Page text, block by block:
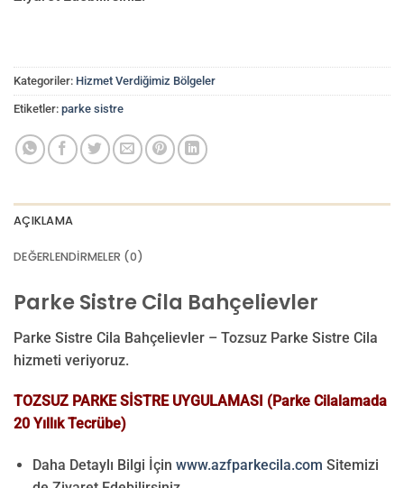
Kategoriler: Hizmet Verdiğimiz Bölgeler
Etiketler: parke sistre
AÇIKLAMA
DEĞERLENDIRMELER (0)
Parke Sistre Cila Bahçelievler
Parke Sistre Cila Bahçelievler – Tozsuz Parke Sistre Cila
hizmeti veriyoruz.
TOZSUZ PARKE SİSTRE UYGULAMASI (Parke Cilalamada
20 Yıllık Tecrübe)
Daha Detaylı Bilgi İçin www.azfparkecila.com Sitemizi